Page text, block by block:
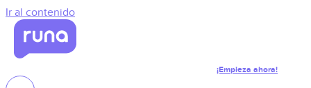
Ir al contenido
¡Empieza ahora!